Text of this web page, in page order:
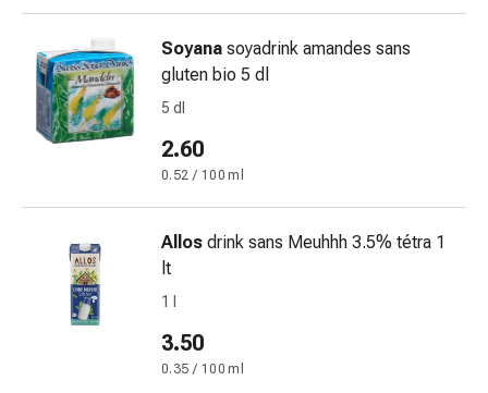
Disturbi
cardiaci
e
nervosi
Disturbi
della
memoria
concentrazione
Allergie
e
febbre
Soyana soyadrink amandes sans
gluten bio 5 dl
5 dl
2.60
0.52 / 100 ml
Allos drink sans Meuhhh 3.5% tétra 1
lt
1 l
3.50
0.35 / 100 ml